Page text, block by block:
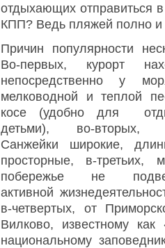
отдыхающих отправиться
КПП? Ведь пляжей полно
Причин популярности
Во-первых, курорт
непосредственно у
мелководной и теплой
косе (удобно для
детьми), во-вторых,
Санжейки широкие,
просторные, в-третьих,
побережье не
активной
в-четвертых, от
Вилково, известному
национальному